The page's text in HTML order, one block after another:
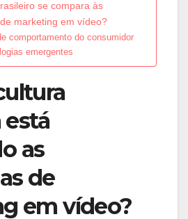
se compara às
marketing em vídeo?
comportamento do consumidor
emergentes
está
as
de
em vídeo?